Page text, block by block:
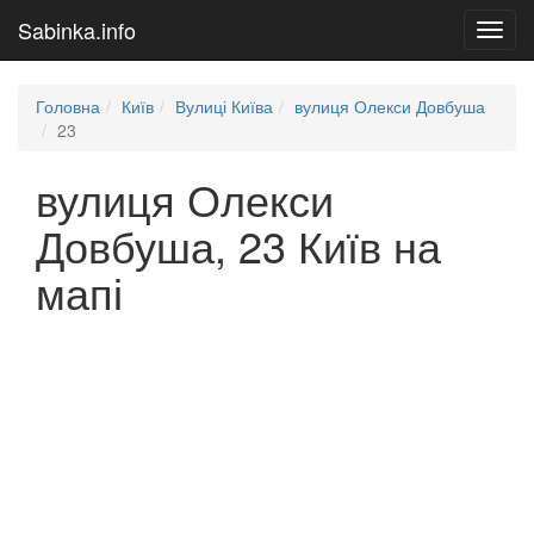
Sabinka.info
Головна Київ Вулиці Київа
вулиця Олекси Довбуша
23
вулиця Олекси
Довбуша, 23 Київ на
мапі